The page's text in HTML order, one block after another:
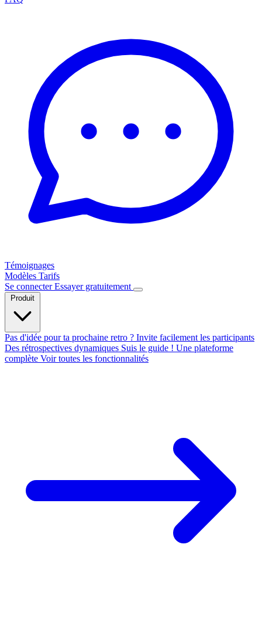
Témoignages
Modèles Tarifs
Se connecterEssayer gratuitement
Pas d'idée pour ta prochaine retro ? Invite facilement les participants
Des rétrospectives dynamiques Suis le guide ! Une plateforme
complète Voir toutes les fonctionnalités